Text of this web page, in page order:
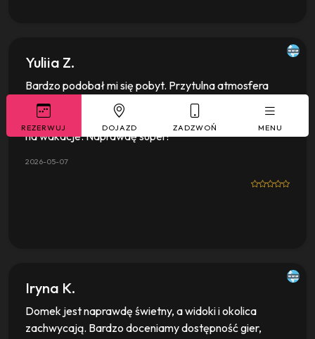
Yuliia Z.
Bardzo podobał mi się pobyt. Przytulna atmosfera
domu, świetna lokalizacja dla tych, którzy chcą
odpocząć poza miastem. Gorąco polecam to miejsce
na wakacje. Naprawdę super!
2026-05-07
Iryna K.
Domek jest naprawdę świetny, a widoki i okolica
zachwycają. Bardzo doceniamy dostępność gier,
REZERWUJ DOJAZD ZADZWOŃ MENU